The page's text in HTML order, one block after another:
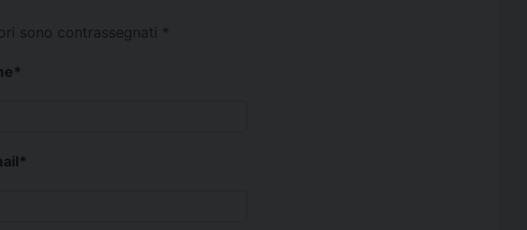
sono contrassegnati *
*
*